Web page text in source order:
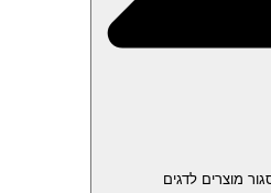
מוצרים לדגים